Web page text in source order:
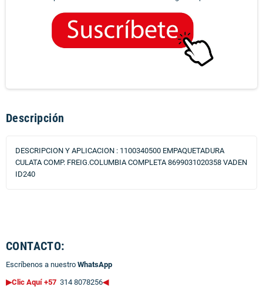
Descripción
DESCRIPCION Y APLICACION : 1100340500 EMPAQUETADURA
CULATA COMP. FREIG.COLUMBIA COMPLETA 8699031020358 VADEN
ID240
CONTACTO:
Escríbenos a nuestro WhatsApp
▶Clic Aquí +57 314 8078256◀